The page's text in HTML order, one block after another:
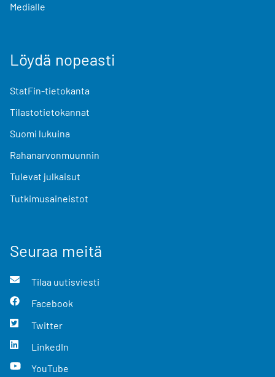
Medialle
Löydä nopeasti
StatFin-tietokanta
Tilastotietokannat
Suomi lukuina
Rahanarvonmuunnin
Tulevat julkaisut
Tutkimusaineistot
Seuraa meitä
Tilaa uutisviesti
Facebook
Twitter
LinkedIn
YouTube